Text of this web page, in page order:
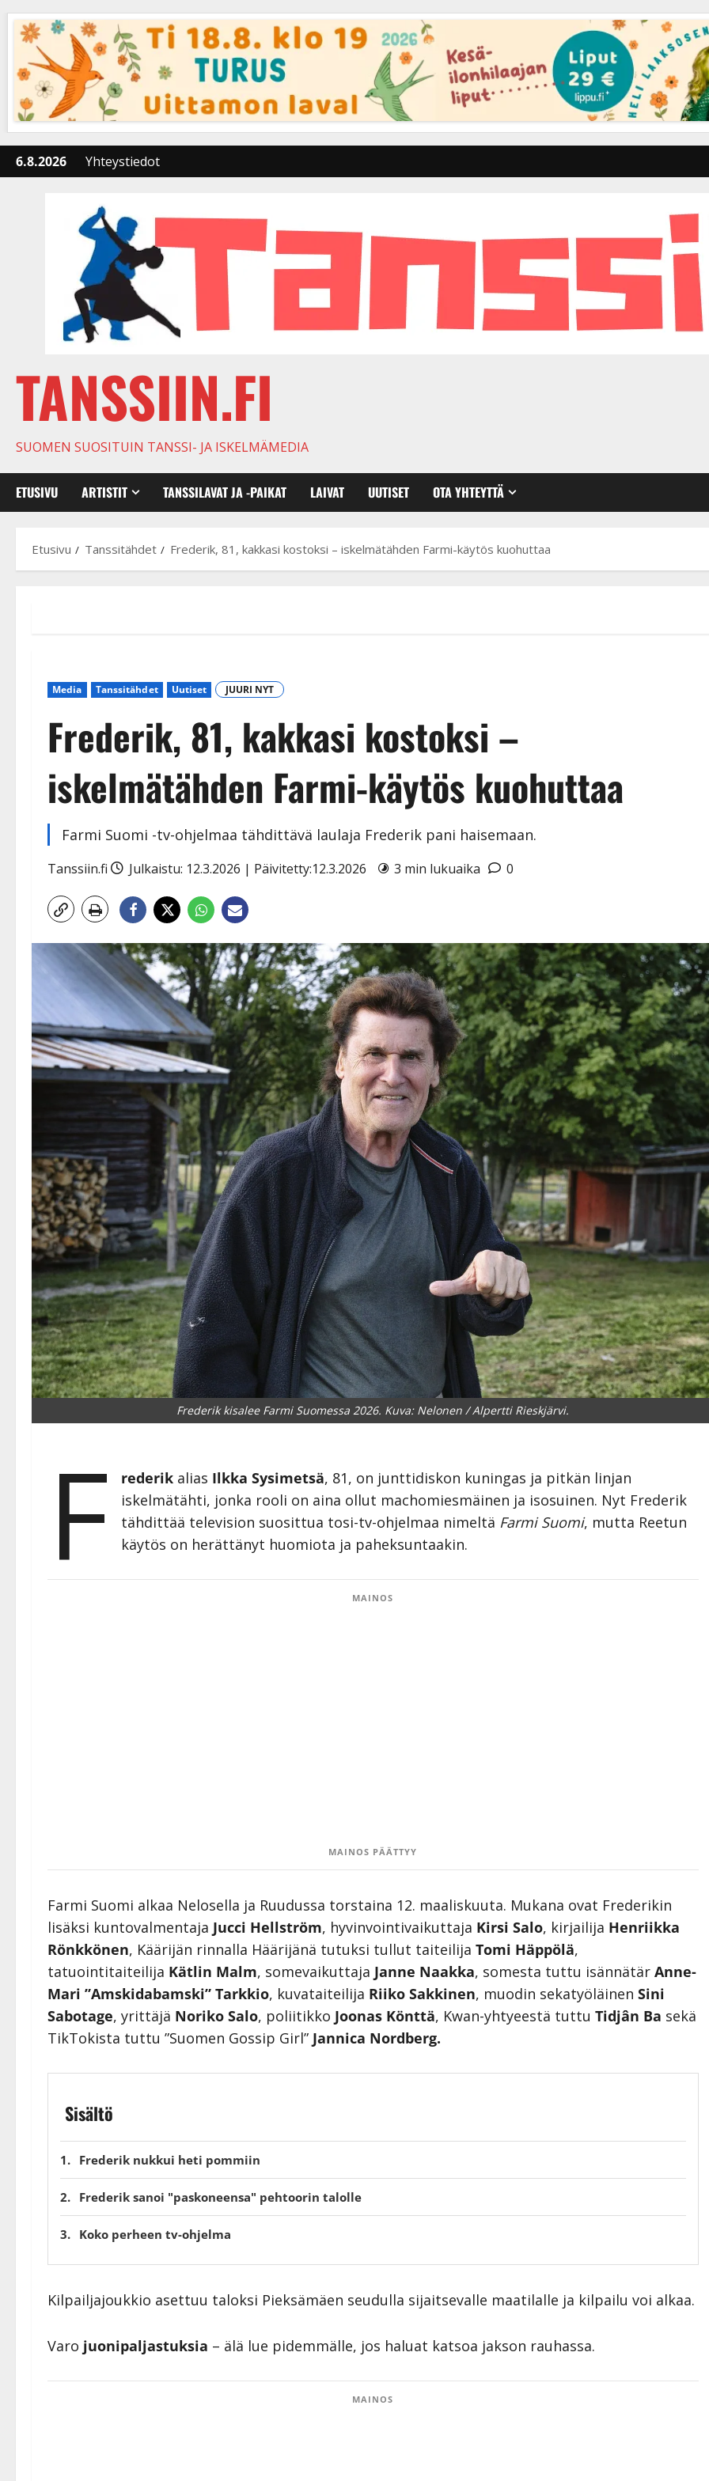
content
6.8.2026 Yhteystiedot
TANSSIIN.FI
SUOMEN SUOSITUIN TANSSI- JA ISKELMÄMEDIA
ETUSIVU ARTISTIT TANSSILAVAT JA -PAIKAT LAIVAT UUTISET OTA YHTEYTTÄ
Etusivu Tanssitähdet Frederik, 81, kakkasi kostoksi – iskelmätähden Farmi-käytös kuohuttaa
Media Tanssitähdet Uutiset JUURI NYT
Frederik, 81, kakkasi kostoksi –
iskelmätähden Farmi-käytös kuohuttaa
Farmi Suomi -tv-ohjelmaa tähdittävä laulaja Frederik pani haisemaan.
Tanssiin.fi Julkaistu: 12.3.2026 | Päivitetty:12.3.2026 3 min lukuaika 0
Frederik kisalee Farmi Suomessa 2026. Kuva: Nelonen / Alpertti Rieskjärvi.
F rederik alias Ilkka Sysimetsä, 81, on junttidiskon kuningas ja pitkän linjan
iskelmätähti, jonka rooli on aina ollut machomiesmäinen ja isosuinen. Nyt Frederik
tähdittää television suosittua tosi-tv-ohjelmaa nimeltä Farmi Suomi, mutta Reetun
käytös on herättänyt huomiota ja paheksuntaakin.
MAINOS
MAINOS PÄÄTTYY
Farmi Suomi alkaa Nelosella ja Ruudussa torstaina 12. maaliskuuta. Mukana ovat Frederikin
lisäksi kuntovalmentaja Jucci Hellström, hyvinvointivaikuttaja Kirsi Salo, kirjailija Henriikka
Rönkkönen, Käärijän rinnalla Häärijänä tutuksi tullut taiteilija Tomi Häppölä,
tatuointitaiteilija Kätlin Malm, somevaikuttaja Janne Naakka, somesta tuttu isännätär Anne-
Mari ”Amskidabamski” Tarkkio, kuvataiteilija Riiko Sakkinen, muodin sekatyöläinen Sini
Sabotage, yrittäjä Noriko Salo, poliitikko Joonas Könttä, Kwan-yhtyeestä tuttu Tidjân Ba sekä
TikTokista tuttu ”Suomen Gossip Girl” Jannica Nordberg.
Sisältö
Frederik nukkui heti pommiin
Frederik sanoi "paskoneensa" pehtoorin talolle
Koko perheen tv-ohjelma
Kilpailjajoukkio asettuu taloksi Pieksämäen seudulla sijaitsevalle maatilalle ja kilpailu voi alkaa.
Varo juonipaljastuksia – älä lue pidemmälle, jos haluat katsoa jakson rauhassa.
MAINOS